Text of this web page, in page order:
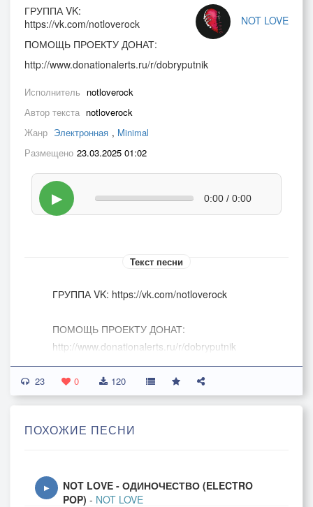
NOT LOVE
ГРУППА VK:
https://vk.com/notloverock
ПОМОЩЬ ПРОЕКТУ ДОНАТ:
http://www.donationalerts.ru/r/dobryputnik
Исполнитель notloverock
Автор текста notloverock
Жанр Электронная , Minimal
Размещено 23.03.2025 01:02
▶ 0:00 / 0:00
Текст песни
ГРУППА VK: https://vk.com/notloverock
ПОМОЩЬ ПРОЕКТУ ДОНАТ:
http://www.donationalerts.ru/r/dobryputnik
23 0 120
ПОХОЖИЕ ПЕСНИ
▶
NOT LOVE - ОДИНОЧЕСТВО (ELECTRO
POP) - NOT LOVE